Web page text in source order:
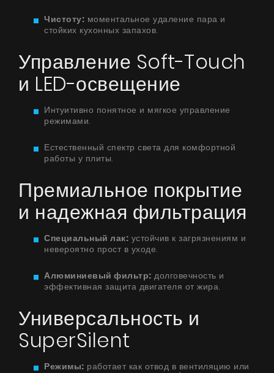
Продукты
Страница дизайнера
Техническая поддержка
Чистоту: моментальное удаление пара и
стойких кухонных запахов.
Управление Soft-Touch
и LED-освещение
Интуитивно понятное и мягкое управление
режимами.
Естественный спектр света для комфортной
работы у плиты.
Премиальное покрытие
и надежная фильтрация
Специальный лак: устойчив к загрязнениям и
невероятно прост в уходе.
Алюминиевый фильтр: долговечность и
эффективная защита двигателя от жира.
Универсальность и
SuperSilent
Режимы: работает как отвод в вентиляцию или